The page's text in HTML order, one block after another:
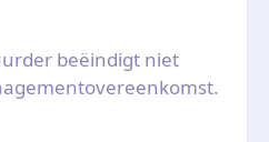
beëindigt niet